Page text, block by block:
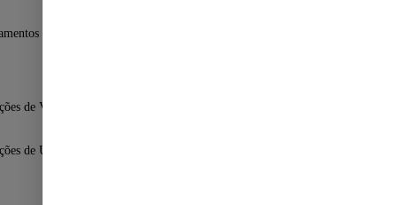
Fast Shop
de Venda
de Uso